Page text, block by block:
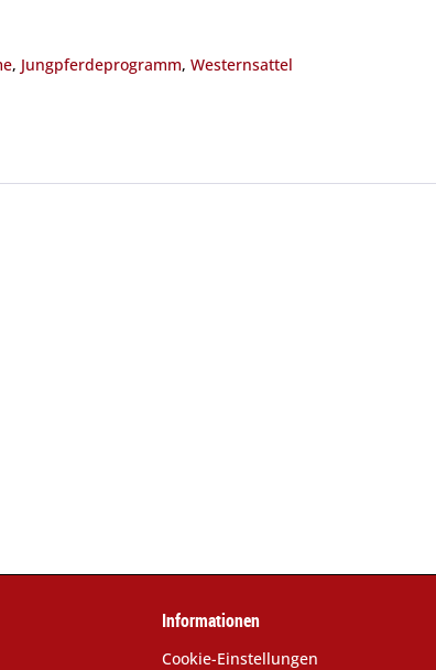
, Jungpferdeprogramm,Westernsattel
Informationen
Cookie-Einstellungen